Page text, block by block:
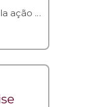
ação ...